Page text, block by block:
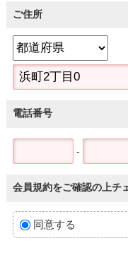
ご住所
電話番号
-
会員規約をご確認の上チ
同意する